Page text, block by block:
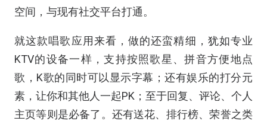
空间，与现有社交平台打通。
就这款唱歌应用来看，做的还蛮精细，犹如专业
KTV的设备一样，支持按照歌星、拼音方便地点
歌，K歌的同时可以显示字幕；还有娱乐的打分元
素，让你和其他人一起PK；至于回复、评论、个人
主页等则是必备了。还有送花、排行榜、荣誉之类